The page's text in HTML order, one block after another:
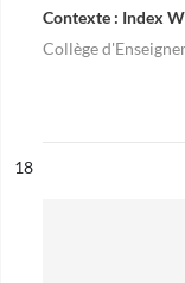
Contexte : Index W
Collège
n°
18